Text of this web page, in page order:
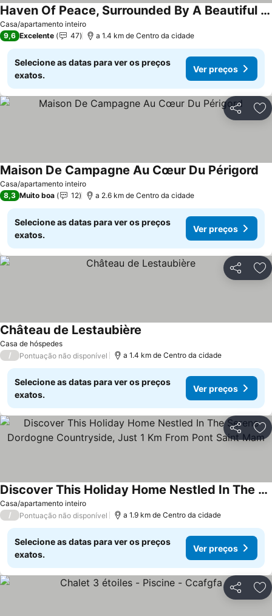
Casa/apartamento inteiro
Haven Of Peace, Surrounded By A Beautiful Park, In The Heart Of Périgord
Ver preços
9,6 Excelente 47 a 1.4 km de Centro da cidade
Selecione as datas para ver os preços
exatos.
Ver preços
Partilhar
Casa/apartamento inteiro
Maison De Campagne Au Cœur Du Périgord
8,3 Muito boa 12 a 2.6 km de Centro da cidade
Selecione as datas para ver os preços
exatos.
Ver preços
Partilhar
Casa de hóspedes
Château de Lestaubière
/ Pontuação não disponível a 1.4 km de Centro da cidade
Selecione as datas para ver os preços
exatos.
Ver preços
Partilhar
Casa/apartamento inteiro
Discover This Holiday Home Nestled In The Serene Dordogne Countryside, Just 1 Km From Pont Saint Mam
Ver preços
/ Pontuação não disponível a 1.9 km de Centro da cidade
Selecione as datas para ver os preços
exatos.
Ver preços
Partilhar